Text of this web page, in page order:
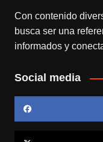
Con contenido
busca ser una
informados y
Social media